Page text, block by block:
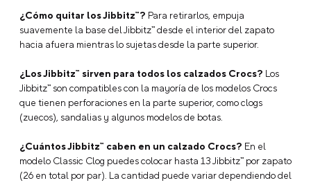
¿Cómo quitar los Jibbitz™? Para retirarlos, empuja
suavemente la base del Jibbitz™ desde el interior del zapato
hacia afuera mientras lo sujetas desde la parte superior.
¿Los Jibbitz™ sirven para todos los calzados Crocs? Los
Jibbitz™ son compatibles con la mayoría de los modelos Crocs
que tienen perforaciones en la parte superior, como clogs
(zuecos), sandalias y algunos modelos de botas.
¿Cuántos Jibbitz™ caben en un calzado Crocs? En el
modelo Classic Clog puedes colocar hasta 13 Jibbitz™ por zapato
(26 en total por par). La cantidad puede variar dependiendo del